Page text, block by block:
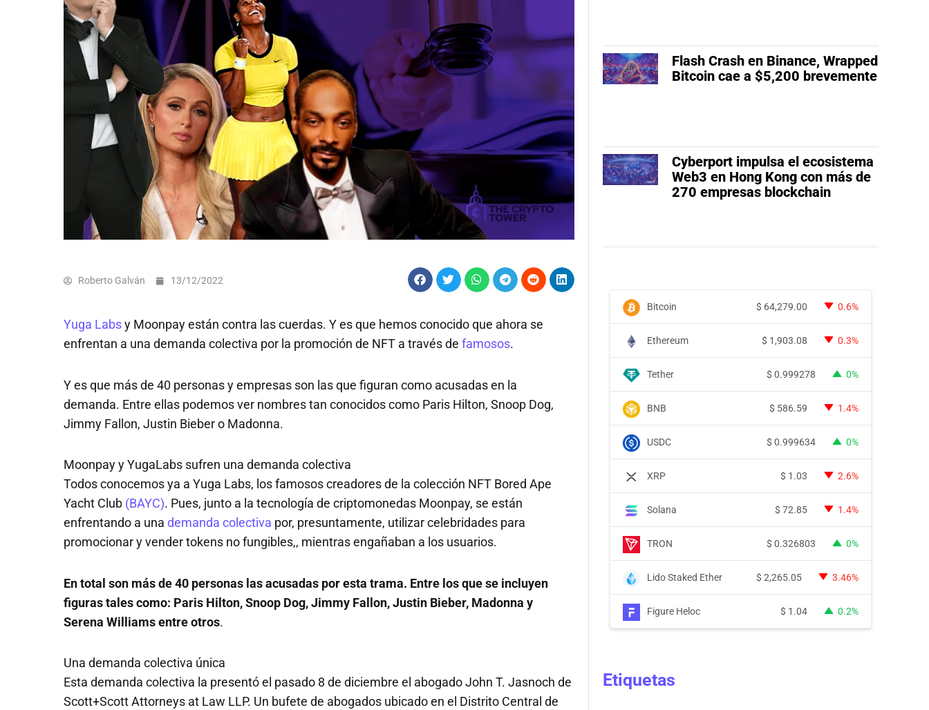
Roberto Galván 13/12/2022
Yuga Labsy Moonpay están contra las cuerdas. Y es que hemos conocido que ahora se
enfrentan a una demanda colectiva por la promoción de NFT a través de famosos.
Y es que más de 40 personas y empresas son las que figuran como acusadas en la
demanda. Entre ellas podemos ver nombres tan conocidos como Paris Hilton, Snoop Dog,
Jimmy Fallon, Justin Bieber o Madonna.
Moonpay y YugaLabs sufren una demanda colectiva
Todos conocemos ya a Yuga Labs, los famosos creadores de la colección NFT Bored Ape
Yacht Club (BAYC). Pues, junto a la tecnología de criptomonedas Moonpay, se están
enfrentando a una demanda colectiva por, presuntamente, utilizar celebridades para
promocionar y vender tokens no fungibles,, mientras engañaban a los usuarios.
En total son más de 40 personas las acusadas por esta trama. Entre los que se incluyen
figuras tales como: Paris Hilton, Snoop Dog, Jimmy Fallon, Justin Bieber, Madonna y
Serena Williams entre otros.
Una demanda colectiva única
Esta demanda colectiva la presentó el pasado 8 de diciembre el abogado John T. Jasnoch de
Scott+Scott Attorneys at Law LLP. Un bufete de abogados ubicado en el Distrito Central de
Flash Crash en Binance, Wrapped
Bitcoin cae a $5,200 brevemente
Cyberport impulsa el ecosistema
Web3 en Hong Kong con más de
270 empresas blockchain
Bitcoin $ 64,279.00 0.6%
Ethereum $ 1,903.08 0.3%
Tether $ 0.999278 0%
BNB $ 586.59 1.4%
USDC $ 0.999634 0%
XRP $ 1.03 2.6%
Solana $ 72.85 1.4%
TRON $ 0.326803 0%
Lido Staked Ether $ 2,265.05 3.46%
Figure Heloc $ 1.04 0.2%
Etiquetas